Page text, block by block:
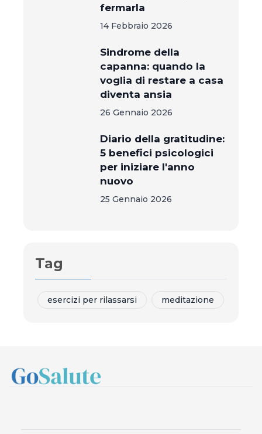
fermarla
14 Febbraio 2026
Sindrome della
capanna: quando la
voglia di restare a casa
diventa ansia
26 Gennaio 2026
Diario della gratitudine:
5 benefici psicologici
per iniziare l'anno
nuovo
25 Gennaio 2026
Tag
esercizi per rilassarsi meditazione